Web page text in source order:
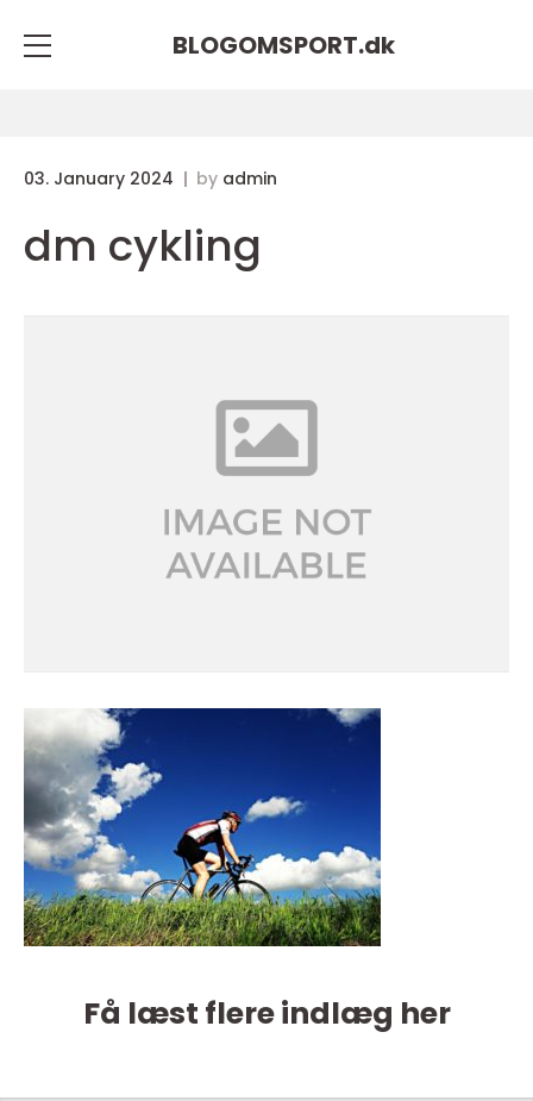
BLOGOMSPORT.dk
03. January 2024 by admin
dm cykling
Få læst flere indlæg her